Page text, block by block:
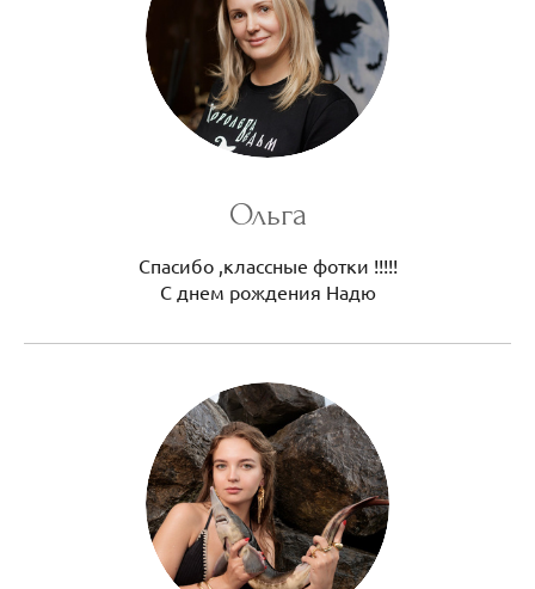
Ольга
Спасибо ,классные фотки !!!!!
С днем рождения Надю